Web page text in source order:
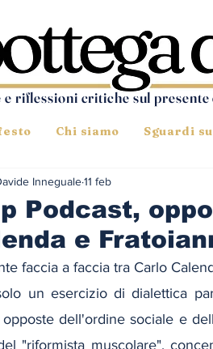
riflessioni critiche sul presente
Chi siamo Sguardi
Podcast,
e
Inneguale11 feb
faccia a faccia tra Carlo
un esercizio di dialettica
dell'ordine sociale e
"riformista muscolare",